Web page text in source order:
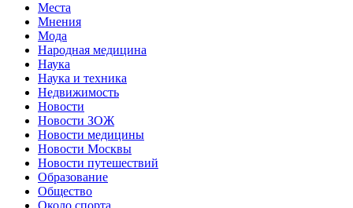
Места
Мнения
Мода
Народная медицина
Наука
Наука и техника
Недвижимость
Новости
Новости ЗОЖ
Новости медицины
Новости Москвы
Новости путешествий
Образование
Общество
Около спорта